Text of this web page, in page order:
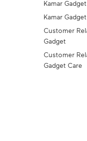
Kamar
Kamar
Customer
Gadget
Customer
Gadget Care